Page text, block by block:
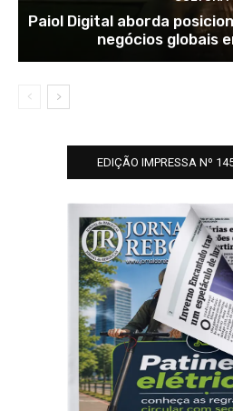
Paiol Digital aborda
negócios globais
EDIÇÃO IMPRESSA Nº